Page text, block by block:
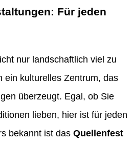
Für jeden
nur landschaftlich viel zu
ein kulturelles Zentrum, das
überzeugt. Egal, ob Sie
lieben, hier ist für jeden
bekannt ist das Quellenfest